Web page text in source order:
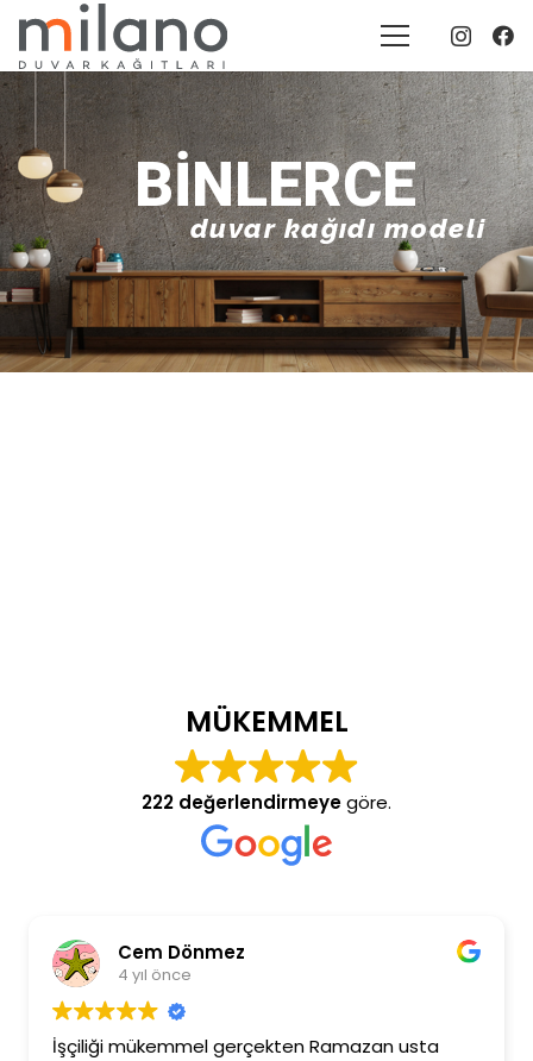
BINLERCE
duvar kağıdı modeli
MÜKEMMEL
222 değerlendirmeyegöre.
Cem Dönmez
4 yıl önce
İşçiliği mükemmel gerçekten Ramazan usta